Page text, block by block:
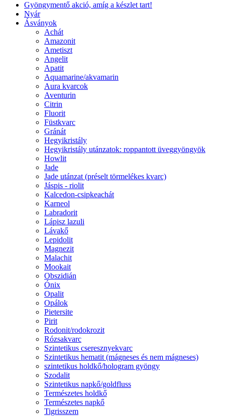
Gyöngymentő akció, amíg a készlet tart!
Nyár
Ásványok
Achát
Amazonit
Ametiszt
Angelit
Apatit
Aquamarine/akvamarin
Aura kvarcok
Aventurin
Citrin
Fluorit
Füstkvarc
Gránát
Hegyikristály
Hegyikristály utánzatok: roppantott üveggyöngyök
Howlit
Jade
Jade utánzat (préselt törmelékes kvarc)
Jáspis - riolit
Kalcedon-csipkeachát
Karneol
Labradorit
Lápisz lazuli
Lávakő
Lepidolit
Magnezit
Malachit
Mookait
Obszidián
Ónix
Opalit
Opálok
Pietersite
Pirit
Rodonit/rodokrozit
Rózsakvarc
Szintetikus cseresznyekvarc
Szintetikus hematit (mágneses és nem mágneses)
szintetikus holdkő/hologram gyöngy
Szodalit
Szintetikus napkő/goldfluss
Természetes holdkő
Természetes napkő
Tigrisszem